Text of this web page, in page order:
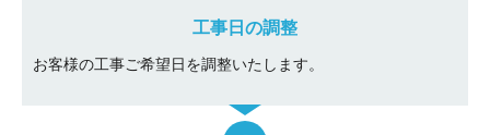
工事日の調整
お客様の工事ご希望日を調整いたします。